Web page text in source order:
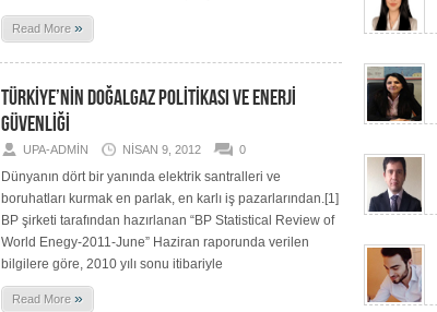
Read More »
TÜRKİYE’NİN DOĞALGAZ POLİTİKASI VE ENERJİ
GÜVENLİĞİ
UPA-ADMIN NISAN 9, 2012 0
Dünyanın dört bir yanında elektrik santralleri ve
boruhatları kurmak en parlak, en karlı iş pazarlarından.[1]
BP şirketi tarafından hazırlanan “BP Statistical Review of
World Enegy-2011-June” Haziran raporunda verilen
bilgilere göre, 2010 yılı sonu itibariyle
Read More »